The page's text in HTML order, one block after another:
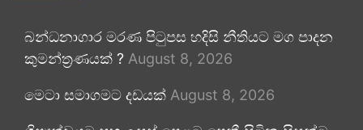
බන්ධනාගාර මරණ පිටුපස හදිසි නීතියට මග පාදන
කුමන්ත්‍රණයක් ? August 8, 2026
මෙටා සමාගමට දඩයක් August 8, 2026